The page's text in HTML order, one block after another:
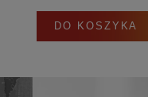
DO KOSZYKA